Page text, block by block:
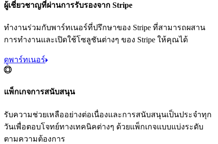
ผู้เชี่ยวชาญที่ผ่านการรับรองจาก Stripe
ทำงานร่วมกับพาร์ทเนอร์ที่ปรึกษาของ Stripe ที่สามารถผสาน
การทำงานและเปิดใช้โซลูชันต่างๆ ของ Stripe ให้คุณได้
ดูพาร์ทเนอร์
แพ็กเกจการสนับสนุน
รับความช่วยเหลืออย่างต่อเนื่องและการสนับสนุนเป็นประจำทุก
วันเพื่อตอบโจทย์ทางเทคนิคต่างๆ ด้วยแพ็กเกจแบบแบ่งระดับ
ตามความต้องการ